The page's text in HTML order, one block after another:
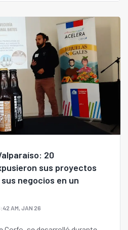
20
sus proyectos
negocios en un
AM, JAN 26